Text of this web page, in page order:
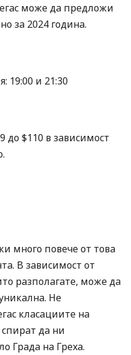
може да предложи
за 2024 година.
19:00 и 21:30
до $110 в зависимост
много повече от това
В зависимост от
разполагате, може да
Не
класациите на
да ни
Града на Греха.